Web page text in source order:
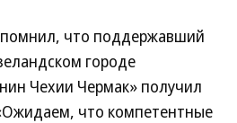
что поддержавший
городе
Чехии Чермак» получил
что компетентные